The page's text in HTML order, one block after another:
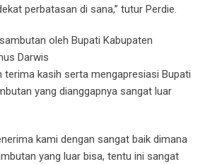
perbatasan di sana,” tutur Perdie.
oleh Bupati Kabupaten
Darwis
terima kasih serta mengapresiasi Bupati
yang dianggapnya sangat luar
kami dengan sangat baik dimana
yang luar bisa, tentu ini sangat